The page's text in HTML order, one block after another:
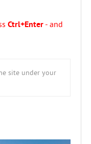
Ctrl+Enter - and
site under your